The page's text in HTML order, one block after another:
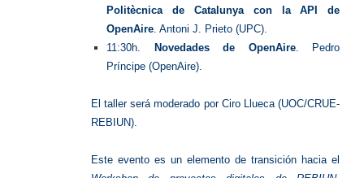
Politècnica de Catalunya con la API de
OpenAire. Antoni J. Prieto (UPC).
11:30h. Novedades de OpenAire. Pedro
Príncipe (OpenAire).
El taller será moderado por Ciro Llueca (UOC/CRUE-
REBIUN).
Este evento es un elemento de transición hacia el